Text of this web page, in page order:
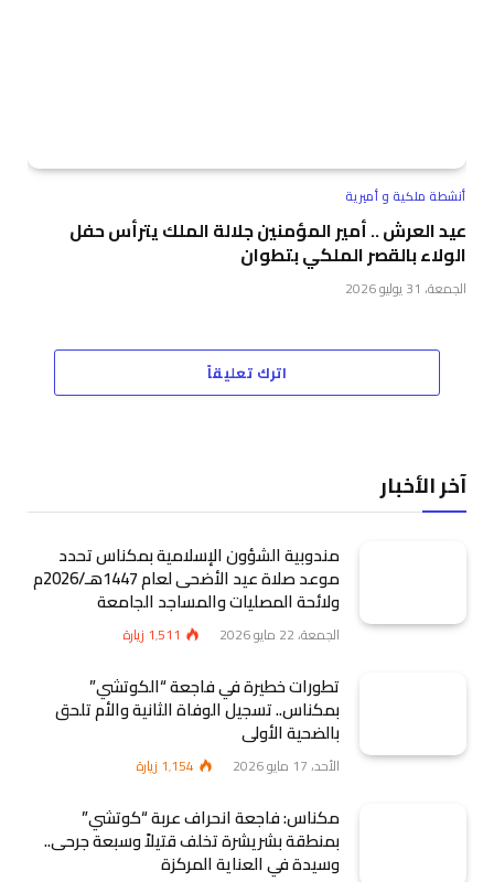
أنشطة ملكية و أميرية
عيد العرش .. أمير المؤمنين جلالة الملك يترأس حفل
الولاء بالقصر الملكي بتطوان
الجمعة، 31 يوليو 2026
اترك تعليقاً
آخر الأخبار
مندوبية الشؤون الإسلامية بمكناس تحدد
موعد صلاة عيد الأضحى لعام 1447هـ/2026م
ولائحة المصليات والمساجد الجامعة
الجمعة، 22 مايو 2026 1٬511 زيارة
تطورات خطيرة في فاجعة “الكوتشي”
بمكناس.. تسجيل الوفاة الثانية والأم تلحق
بالضحية الأولى
الأحد، 17 مايو 2026 1٬154 زيارة
مكناس: فاجعة انحراف عربة “كوتشي”
بمنطقة بشريشرة تخلف قتيلاً وسبعة جرحى..
وسيدة في العناية المركزة